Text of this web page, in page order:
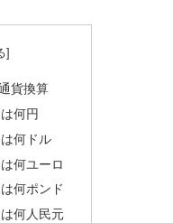
貨換算
何円
何ドル
何ユーロ
何ポンド
何人民元